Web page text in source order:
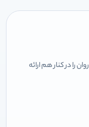
را در کنار هم ارائه